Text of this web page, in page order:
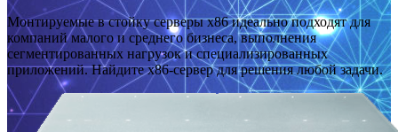
Монтируемые в стойку серверы x86 идеально подходят для
компаний малого и среднего бизнеса, выполнения
сегментированных нагрузок и специализированных
приложений. Найдите x86-сервер для решения любой задачи.